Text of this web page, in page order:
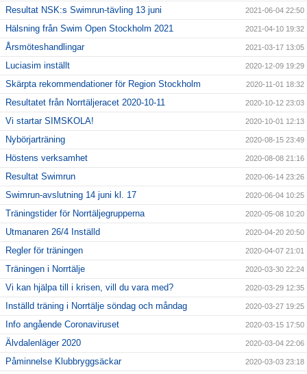
Resultat NSK:s Swimrun-tävling 13 juni 2021-06-04 22:50
Hälsning från Swim Open Stockholm 2021 2021-04-10 19:32
Årsmöteshandlingar 2021-03-17 13:05
Luciasim inställt 2020-12-09 19:29
Skärpta rekommendationer för Region Stockholm 2020-11-01 18:32
Resultatet från Norrtäljeracet 2020-10-11 2020-10-12 23:03
Vi startar SIMSKOLA! 2020-10-01 12:13
Nybörjarträning 2020-08-15 23:49
Höstens verksamhet 2020-08-08 21:16
Resultat Swimrun 2020-06-14 23:26
Swimrun-avslutning 14 juni kl. 17 2020-06-04 10:25
Träningstider för Norrtäljegrupperna 2020-05-08 10:20
Utmanaren 26/4 Inställd 2020-04-20 20:50
Regler för träningen 2020-04-07 21:01
Träningen i Norrtälje 2020-03-30 22:24
Vi kan hjälpa till i krisen, vill du vara med? 2020-03-29 12:35
Inställd träning i Norrtälje söndag och måndag 2020-03-27 19:25
Info angående Coronaviruset 2020-03-15 17:50
Älvdalenläger 2020 2020-03-04 22:06
Påminnelse Klubbryggsäckar 2020-03-03 23:18